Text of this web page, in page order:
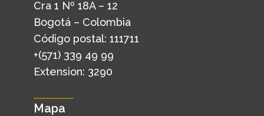
Cra 1 Nº 18A – 12
Bogotá – Colombia
Código postal: 111711
+(571) 339 49 99
Extension: 3290
Mapa